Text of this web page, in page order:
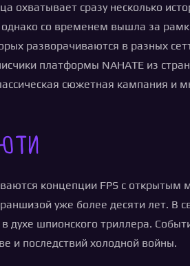
охватывает сразу несколько
со временем вышла за
разворачиваются в разных
платформы NAHATE из
сюжетная кампания и
концепции FPS с
уже более десяти лет. В
шпионского триллера.
и последствий холодной войны.